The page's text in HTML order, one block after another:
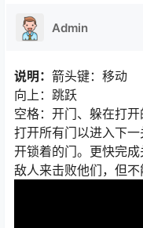
Admin
说明： 箭头键：移动
向上：跳跃
空格：开门、躲在打
打开所有门以进入下
开锁着的门。更快完
敌人来击败他们，但不